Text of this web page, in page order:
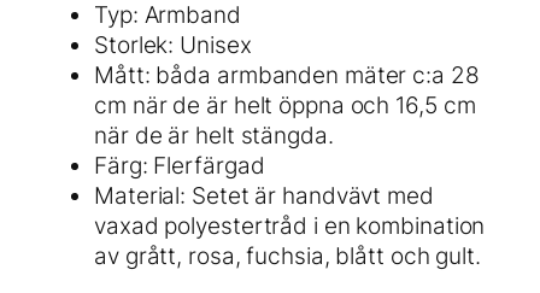
Typ: Armband
Storlek: Unisex
Mått: båda armbanden mäter c:a 28
cm när de är helt öppna och 16,5 cm
när de är helt stängda.
Färg: Flerfärgad
Material: Setet är handvävt med
vaxad polyestertråd i en kombination
av grått, rosa, fuchsia, blått och gult.